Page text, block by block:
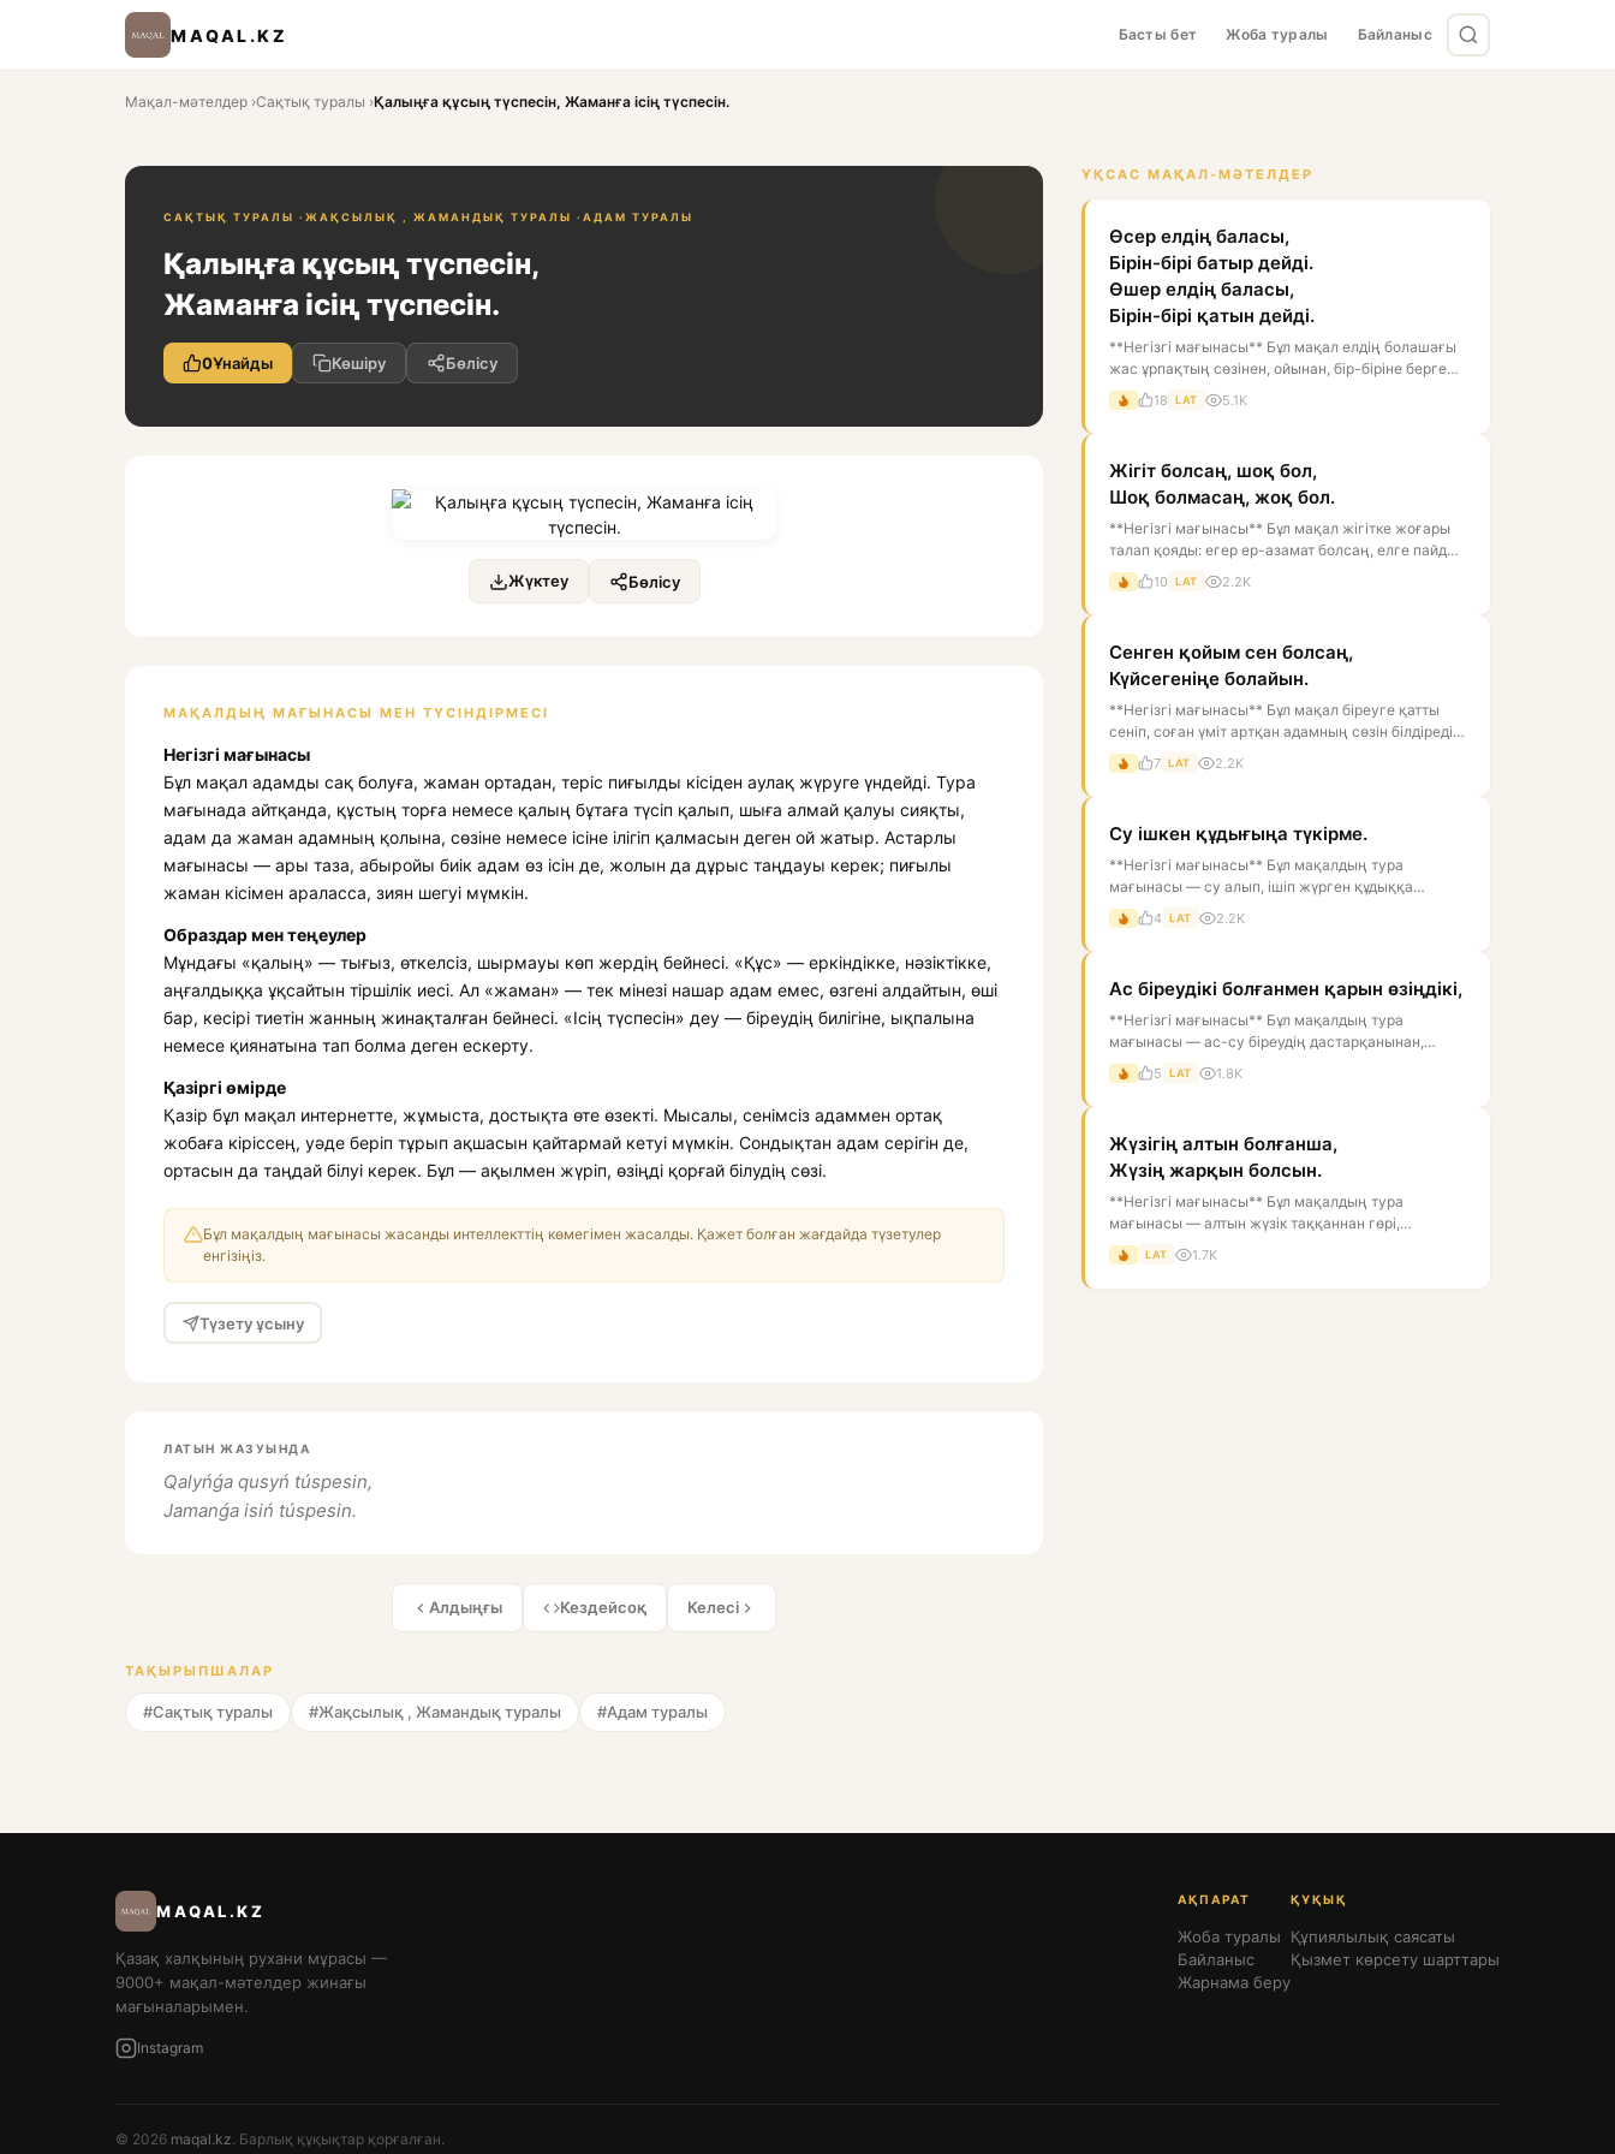
MAQAL.KZ Басты бет Жоба туралы Байланыс
Мақал-мәтелдер ›Сақтық туралы ›Қалыңға құсың түспесін, Жаманға ісің түспесін.
САҚТЫҚ ТУРАЛЫ · ЖАҚСЫЛЫҚ , ЖАМАНДЫҚ ТУРАЛЫ · АДАМ ТУРАЛЫ
Қалыңға құсың түспесін,
Жаманға ісің түспесін.
0Ұнайды Көшіру Бөлісу
Жүктеу Бөлісу
МАҚАЛДЫҢ МАҒЫНАСЫ МЕН ТҮСІНДІРМЕСІ
Негізгі мағынасы
Бұл мақал адамды сақ болуға, жаман ортадан, теріс пиғылды кісіден аулақ жүруге үндейді. Тура
мағынада айтқанда, құстың торға немесе қалың бұтаға түсіп қалып, шыға алмай қалуы сияқты,
адам да жаман адамның қолына, сөзіне немесе ісіне ілігіп қалмасын деген ой жатыр. Астарлы
мағынасы — ары таза, абыройы биік адам өз ісін де, жолын да дұрыс таңдауы керек; пиғылы
жаман кісімен араласса, зиян шегуі мүмкін.
Образдар мен теңеулер
Мұндағы «қалың» — тығыз, өткелсіз, шырмауы көп жердің бейнесі. «Құс» — еркіндікке, нәзіктікке,
аңғалдыққа ұқсайтын тіршілік иесі. Ал «жаман» — тек мінезі нашар адам емес, өзгені алдайтын, өші
бар, кесірі тиетін жанның жинақталған бейнесі. «Ісің түспесін» деу — біреудің билігіне, ықпалына
немесе қиянатына тап болма деген ескерту.
Қазіргі өмірде
Қазір бұл мақал интернетте, жұмыста, достықта өте өзекті. Мысалы, сенімсіз адаммен ортақ
жобаға кіріссең, уәде беріп тұрып ақшасын қайтармай кетуі мүмкін. Сондықтан адам серігін де,
ортасын да таңдай білуі керек. Бұл — ақылмен жүріп, өзіңді қорғай білудің сөзі.
Бұл мақалдың мағынасы жасанды интеллекттің көмегімен жасалды. Қажет болған жағдайда түзетулер
енгізіңіз.
Түзету ұсыну
ЛАТЫН ЖАЗУЫНДА
Qalyńǵa qusyń túspesin,
Jamanǵa isiń túspesin.
Алдыңғы Кездейсоқ Келесі
ТАҚЫРЫПШАЛАР
#Сақтық туралы #Жақсылық , Жамандық туралы #Адам туралы
ҰҚСАС МАҚАЛ-МӘТЕЛДЕР
Өсер елдің баласы,
Бірін-бірі батыр дейді.
Өшер елдің баласы,
Бірін-бірі қатын дейді.
**Негізгі мағынасы** Бұл мақал елдің болашағы
жас ұрпақтың сөзінен, ойынан, бір-біріне берген
бағасынан білінеді дегенді...
18 LAT 5.1K
Жігіт болсаң, шоқ бол,
Шоқ болмасаң, жоқ бол.
**Негізгі мағынасы** Бұл мақал жігітке жоғары
талап қояды: егер ер-азамат болсаң, елге пайдаң
тиетін, мінезі мықты, ісі...
10 LAT 2.2K
Сенген қойым сен болсаң,
Күйсегеніңе болайын.
**Негізгі мағынасы** Бұл мақал біреуге қатты
сеніп, соған үміт артқан адамның сөзін білдіреді.
Тура мағынасы — «егер се...
7 LAT 2.2K
Су ішкен құдығыңа түкірме.
**Негізгі мағынасы** Бұл мақалдың тура
мағынасы — су алып, ішіп жүрген құдыққа
түкіруге болмайды, өйткені ол суды ластай...
4 LAT 2.2K
Ас біреудікі болғанмен қарын өзіңдікі,
**Негізгі мағынасы** Бұл мақалдың тура
мағынасы — ас-су біреудің дастарқанынан,
өзгенің қолынан келуі мүмкін, ал оны қор...
5 LAT 1.8K
Жүзігің алтын болғанша,
Жүзің жарқын болсын.
**Негізгі мағынасы** Бұл мақалдың тура
мағынасы — алтын жүзік таққаннан гөрі,
адамның жүзі ашық, нұрлы, көрікті болғаны...
LAT 1.7K
MAQAL.KZ
Қазақ халқының рухани мұрасы —
9000+ мақал-мәтелдер жинағы
мағыналарымен.
Instagram
АҚПАРАТ
Жоба туралы
Байланыс
Жарнама беру
ҚҰҚЫҚ
Құпиялылық саясаты
Қызмет көрсету шарттары
© 2026 maqal.kz. Барлық құқықтар қорғалған.